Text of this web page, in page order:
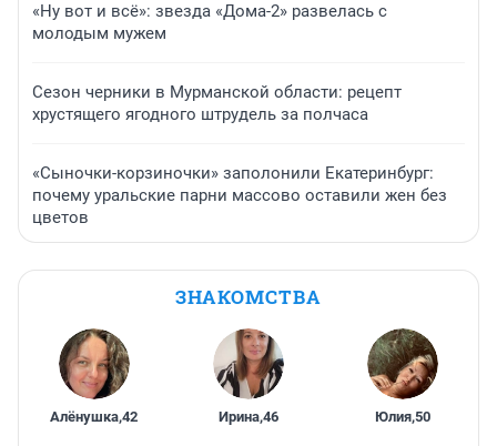
«Ну вот и всё»: звезда «Дома-2» развелась с
молодым мужем
Сезон черники в Мурманской области: рецепт
хрустящего ягодного штрудель за полчаса
«Сыночки-корзиночки» заполонили Екатеринбург:
почему уральские парни массово оставили жен без
цветов
ЗНАКОМСТВА
Алёнушка,42 Ирина,46 Юлия,50